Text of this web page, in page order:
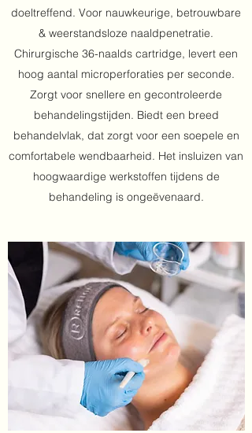
doeltreffend. Voor nauwkeurige, betrouwbare
& weerstandsloze naaldpenetratie.
Chirurgische 36-naalds cartridge, levert een
hoog aantal microperforaties per seconde.
Zorgt voor snellere en gecontroleerde
behandelingstijden. Biedt een breed
behandelvlak, dat zorgt voor een soepele en
comfortabele wendbaarheid. Het insluizen van
hoogwaardige werkstoffen tijdens de
behandeling is ongeëvenaard.